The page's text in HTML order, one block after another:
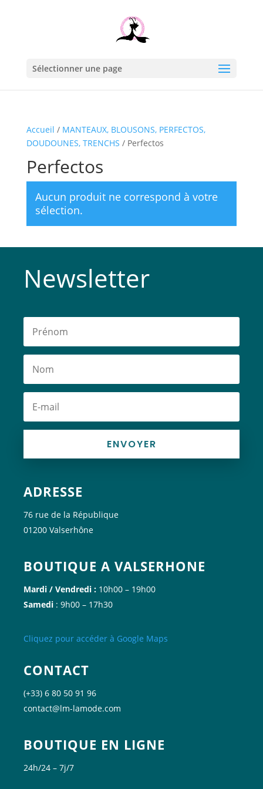
Sélectionner une page
Accueil / MANTEAUX, BLOUSONS, PERFECTOS,
DOUDOUNES, TRENCHS / Perfectos
Perfectos
Aucun produit ne correspond à votre
sélection.
Newsletter
ENVOYER
ADRESSE
76 rue de la République
01200 Valserhône
BOUTIQUE A VALSERHONE
Mardi / Vendredi : 10h00 – 19h00
Samedi : 9h00 – 17h30
Cliquez pour accéder à Google Maps
CONTACT
(+33) 6 80 50 91 96
contact@lm-lamode.com
BOUTIQUE EN LIGNE
24h/24 – 7j/7